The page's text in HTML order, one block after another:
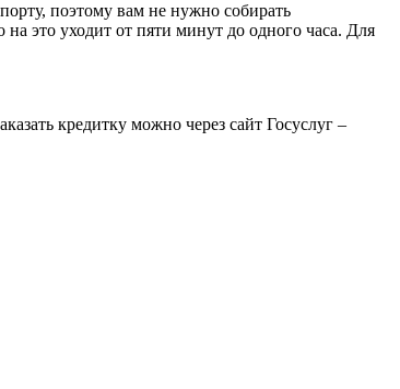
поэтому вам не нужно собирать
это уходит от пяти минут до одного часа. Для
кредитку можно через сайт Госуслуг –